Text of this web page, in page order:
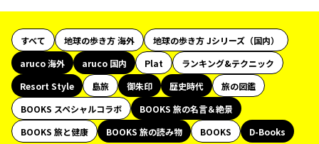
すべて 地球の歩き方 海外
地球の歩き方 Jシリーズ（国内）
aruco 海外
aruco 国内 Plat
ランキング&テクニック
Resort Style
島旅 御朱印 歴史時代
旅の図鑑
BOOKS スペシャルコラボ
BOOKS 旅の名言＆絶景
BOOKS 旅と健康
BOOKS 旅の読み物 BOOKS
D-Books